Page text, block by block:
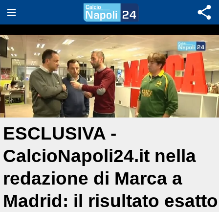
ESCLUSIVA -
CalcioNapoli24.it nella
redazione di Marca a
Madrid: il risultato esatto